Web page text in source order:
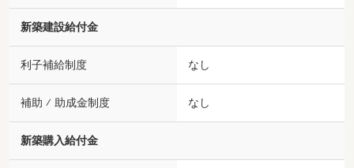
新築建設給付金
利子補給制度 なし
補助 ⁄ 助成金制度 なし
新築購入給付金